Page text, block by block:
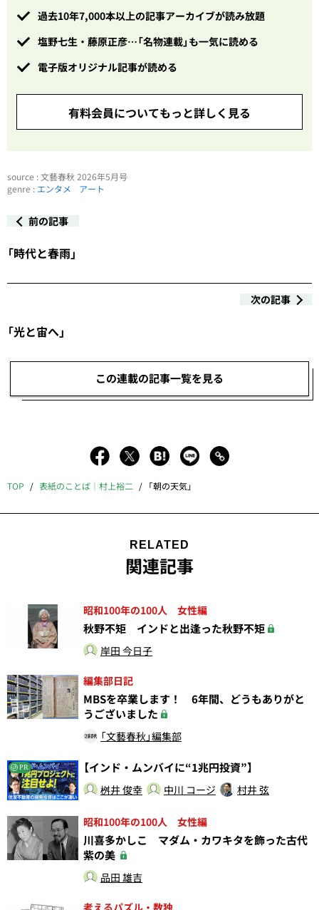
過去10年7,000本以上の記事アーカイブが読み放題
塩野七生・藤原正彦…「名物連載」も一気に読める
電子版オリジナル記事が読める
有料会員についてもっと詳しく見る
source : 文藝春秋 2026年5月号
genre : エンタメ アート
前の記事
「時代と春雨」
次の記事
「光と宙へ」
この連載の記事一覧を見る
TOP 表紙のことば｜村上裕二 「朝の天気」
RELATED
関連記事
昭和100年の100人 女性編
秋野不矩 インドと出逢った秋野不矩
岸田 今日子
編集部日記
MBSを卒業します！ 6年間、どうもありがと
うございました
「文藝春秋」編集部
PR 【インド・ムンバイに“1兆円投資”】
桝井 俊幸 中川 コージ 村井 弦
昭和100年の100人 女性編
川喜多かしこ マダム・カワキタを飾った古代
紫の美
品田 雄吉